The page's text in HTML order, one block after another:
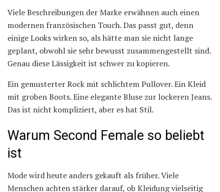
Viele Beschreibungen der Marke erwähnen auch einen
modernen französischen Touch. Das passt gut, denn
einige Looks wirken so, als hätte man sie nicht lange
geplant, obwohl sie sehr bewusst zusammengestellt sind.
Genau diese Lässigkeit ist schwer zu kopieren.
Ein gemusterter Rock mit schlichtem Pullover. Ein Kleid
mit groben Boots. Eine elegante Bluse zur lockeren Jeans.
Das ist nicht kompliziert, aber es hat Stil.
Warum Second Female so beliebt
ist
Mode wird heute anders gekauft als früher. Viele
Menschen achten stärker darauf, ob Kleidung vielseitig